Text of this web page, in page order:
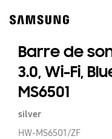
content
Barre de
3.0, Wi-Fi,
MS6501
silver
HW-MS6501/ZF